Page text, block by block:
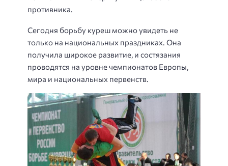
противника.
Сегодня борьбу куреш можно увидеть не
только на национальных праздниках. Она
получила широкое развитие, и состязания
проводятся на уровне чемпионатов Европы,
мира и национальных первенств.